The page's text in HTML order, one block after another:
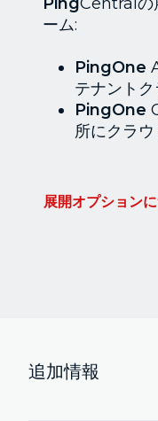
ーム:
PingOne
テナント
PingOne
所にクラ
展開オプション
追加情報